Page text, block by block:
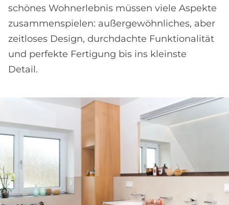
schönes Wohn­erlebnis müssen viele Aspekte
zusammenspielen: außer­gewöhnliches, aber
zeitloses Design, durchdachte Funktionalität
und perfekte Fertigung bis ins kleinste
Detail.